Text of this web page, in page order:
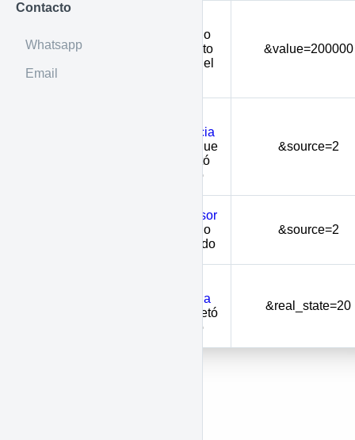
Contacto
Whatsapp
Email
value
del negocio
(Por defecto
el precio del
&value=200000
procedencia
desde la que
se concretó
el negocio
&source=2
Id del asesor
beneficiado
o encargado
&source=2
inmobiliaria
que concretó
el negocio
&real_state=20